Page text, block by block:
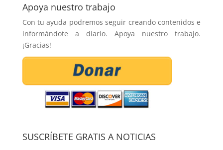
Apoya nuestro trabajo
Con tu ayuda podremos seguir creando contenidos e
informándote a diario. Apoya nuestro trabajo.
¡Gracias!
SUSCRÍBETE GRATIS A NOTICIAS